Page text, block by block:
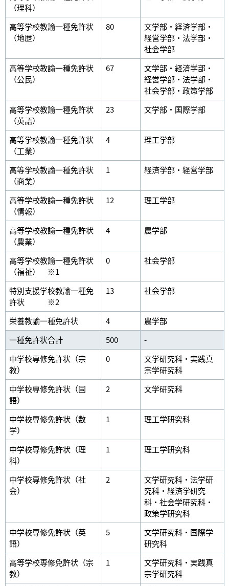
（理科）
高等学校教諭一種免許状
（地歴）
80
文学部・経済学部・
経営学部・法学部・
社会学部
高等学校教諭一種免許状
（公民）
67
文学部・経済学部・
経営学部・法学部・
社会学部・政策学部
高等学校教諭一種免許状
（英語）
23 文学部・国際学部
高等学校教諭一種免許状
（工業）
4 理工学部
高等学校教諭一種免許状
（商業）
1 経済学部・経営学部
高等学校教諭一種免許状
（情報）
12 理工学部
高等学校教諭一種免許状
（農業）
4 農学部
高等学校教諭一種免許状
（福祉） ※1
0 社会学部
特別支援学校教諭一種免
許状 ※2
13 社会学部
栄養教諭一種免許状 4
農学部
一種免許状合計
500
-
中学校専修免許状（宗
教）
0
文学研究科・実践真
宗学研究科
中学校専修免許状（国
語）
2 文学研究科
中学校専修免許状（数
学）
1 理工学研究科
中学校専修免許状（理
科）
1 理工学研究科
中学校専修免許状（社
会）
2
文学研究科・法学研
究科・経済学研究
科・社会学研究科・
政策学研究科
中学校専修免許状（英
語）
5
文学研究科・国際学
研究科
高等学校専修免許状（宗
教）
1
文学研究科・実践真
宗学研究科